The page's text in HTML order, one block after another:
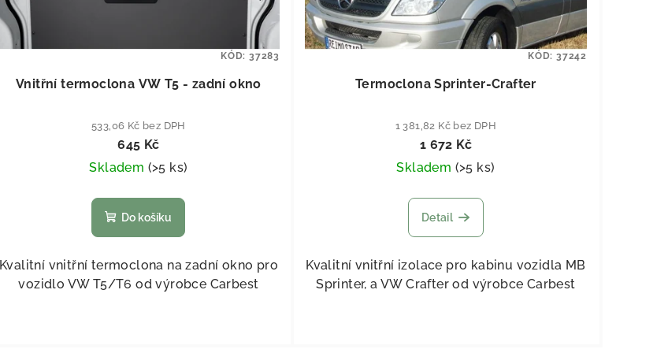
Vnitřní termoclona VW T5 - zadní okno
533,06 Kč bez DPH
645 Kč
Skladem (>5 ks)
Do košíku
Kvalitní vnitřní termoclona na zadní okno pro
vozidlo VW T5/T6 od výrobce Carbest
KÓD: 37283
Termoclona Sprinter-Crafter
1 381,82 Kč bez DPH
1 672 Kč
Skladem (>5 ks)
Detail
Kvalitní vnitřní izolace pro kabinu vozidla MB
Sprinter, a VW Crafter od výrobce Carbest
KÓD: 37242